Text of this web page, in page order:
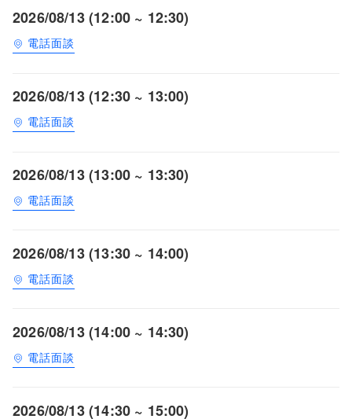
2026/08/13 (12:00 ~ 12:30)
電話面談
2026/08/13 (12:30 ~ 13:00)
電話面談
2026/08/13 (13:00 ~ 13:30)
電話面談
2026/08/13 (13:30 ~ 14:00)
電話面談
2026/08/13 (14:00 ~ 14:30)
電話面談
2026/08/13 (14:30 ~ 15:00)